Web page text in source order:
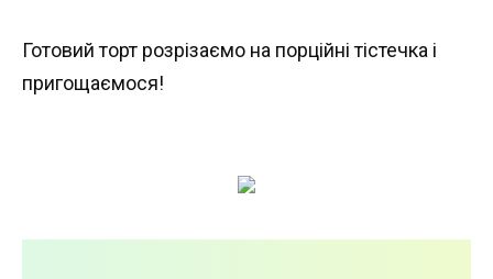
Готовий торт розрізаємо на порційні тістечка і
пригощаємося!